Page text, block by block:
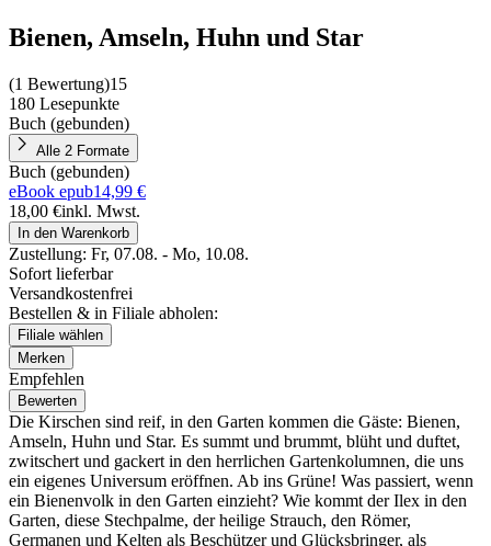
Bienen, Amseln, Huhn und Star
(1 Bewertung)15
180 Lesepunkte
Buch (gebunden)
Alle 2 Formate
Buch (gebunden)
eBook epub14,99 €
18,00 €inkl. Mwst.
In den Warenkorb
Zustellung: Fr, 07.08. - Mo, 10.08.
Sofort lieferbar
Versandkostenfrei
Bestellen & in Filiale abholen:
Filiale wählen
Merken
Empfehlen
Bewerten
Die Kirschen sind reif, in den Garten kommen die Gäste: Bienen,
Amseln, Huhn und Star. Es summt und brummt, blüht und duftet,
zwitschert und gackert in den herrlichen Gartenkolumnen, die uns
ein eigenes Universum eröffnen. Ab ins Grüne! Was passiert, wenn
ein Bienenvolk in den Garten einzieht? Wie kommt der Ilex in den
Garten, diese Stechpalme, der heilige Strauch, den Römer,
Germanen und Kelten als Beschützer und Glücksbringer, als